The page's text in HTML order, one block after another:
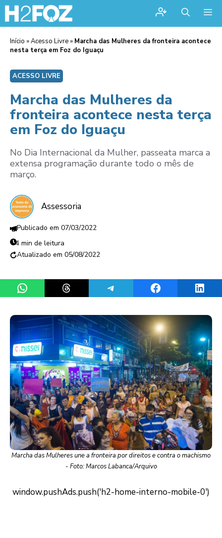
Início »Acesso Livre » Marcha das Mulheres da fronteira acontece
nesta terça em Foz do Iguaçu
ACESSO LIVRE
Marcha das Mulheres da
fronteira acontece nesta terça
em Foz do Iguaçu
No Dia Internacional da Mulher, passeata marca a
extensa programação durante todo o mês de
março.
Assessoria
07/03/2022
4 min de leitura
05/08/2022
Share on WhatsAppShare on ThreadsShare on TelegramShare on Facebook
Marcha das Mulheres une a fronteira por direitos e contra o machismo
- Foto: Marcos Labanca/Arquivo